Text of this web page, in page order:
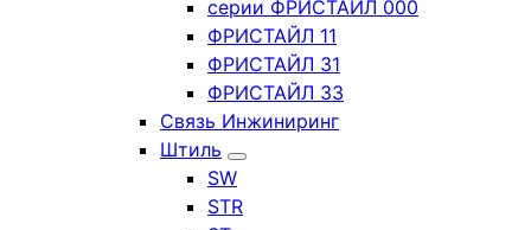
серии ФРИСТАЙЛ 000
ФРИСТАЙЛ 11
ФРИСТАЙЛ 31
ФРИСТАЙЛ 33
Связь Инжиниринг
Штиль
SW
STR